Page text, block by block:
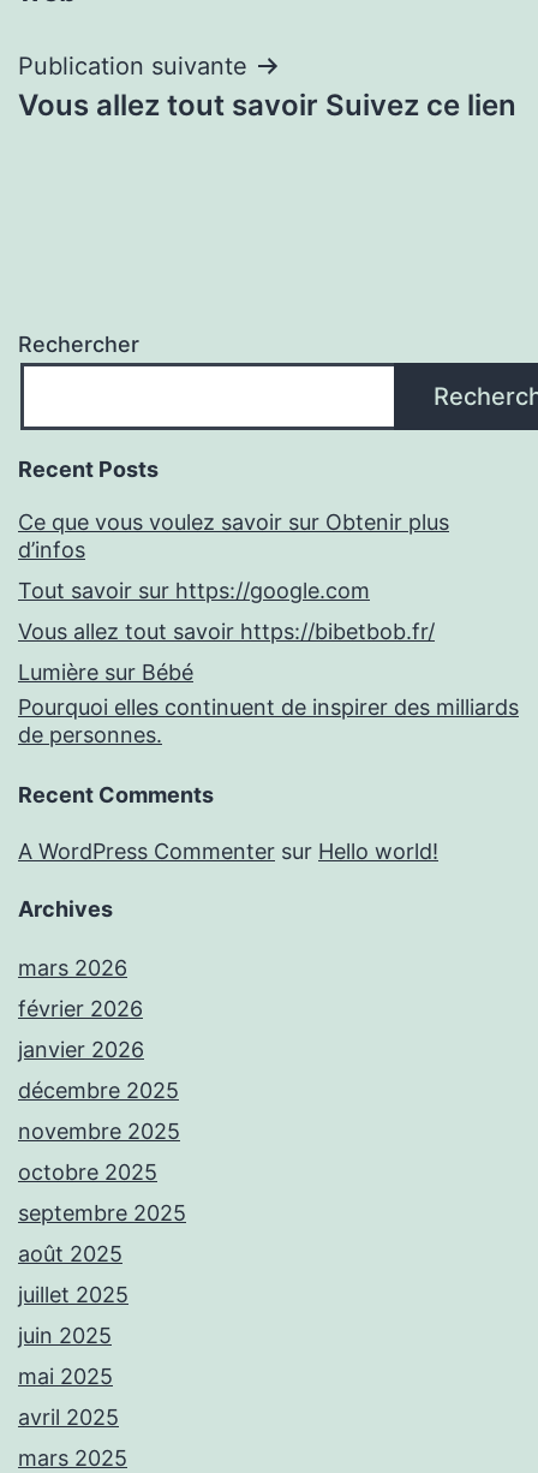
Publication suivante
Vous allez tout savoir Suivez ce lien
Rechercher
Recent Posts
Ce que vous voulez savoir sur Obtenir plus
d’infos
Tout savoir sur https://google.com
Vous allez tout savoir https://bibetbob.fr/
Lumière sur Bébé
Pourquoi elles continuent de inspirer des milliards
de personnes.
Recent Comments
A WordPress Commenter sur Hello world!
Archives
mars 2026
février 2026
janvier 2026
décembre 2025
novembre 2025
octobre 2025
septembre 2025
août 2025
juillet 2025
juin 2025
mai 2025
avril 2025
mars 2025